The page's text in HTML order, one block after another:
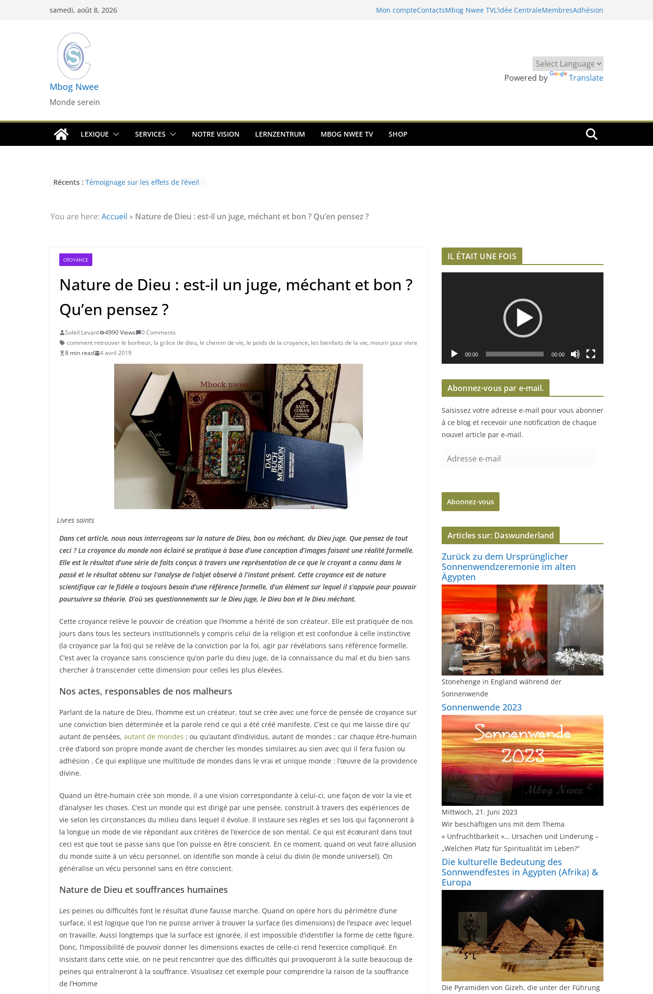
samedi, août 8, 2026 Mon compteContactsMbog Nwee TVL’idée CentraleMembresAdhésion
Mbog Nwee
Monde serein
Powered by Translate
LEXIQUE SERVICES NOTRE VISION LERNZENTRUM MBOG NWEE TV SHOP
Récents : Témoignage sur les effets de l’éveil
(2nde partie) : le paranormal
Eveil au civisme (Partie 2) : voie de
Témoignage sur les effets de l’éveil
You are here: Accueil » Nature de Dieu : est-il un juge, méchant et bon ? Qu’en pensez ?
CROYANCE
Nature de Dieu : est-il un juge, méchant et bon ?
Qu’en pensez ?
Soleil Levant 4990 Views
0 Comments
comment retrouver le bonheur, la grâce de dieu, le chemin de vie, le poids de la croyance, les bienfaits de la vie, mourir pour vivre
8 min read
4 avril 2019
Livres saints
Dans cet article, nous nous interrogeons sur la nature de Dieu, bon ou méchant, du Dieu juge. Que pensez de tout
ceci ? La croyance du monde non éclairé se pratique à base d’une conception d’images faisant une réalité formelle.
Elle est le résultat d’une série de faits conçus à travers une représentation de ce que le croyant a connu dans le
passé et le résultat obtenu sur l’analyse de l’objet observé à l’instant présent. Cette croyance est de nature
scientifique car le fidèle a toujours besoin d’une référence formelle, d’un élément sur lequel il s’appuie pour pouvoir
poursuivre sa théorie. D’où ses questionnements sur le Dieu juge, le Dieu bon et le Dieu méchant.
Cette croyance relève le pouvoir de création que l’Homme a hérité de son créateur. Elle est pratiquée de nos
jours dans tous les secteurs institutionnels y compris celui de la religion et est confondue à celle instinctive
(la croyance par la foi) qui se relève de la conviction par la foi, agir par révélations sans référence formelle.
C’est avec la croyance sans conscience qu’on parle du dieu juge, de la connaissance du mal et du bien sans
chercher à transcender cette dimension pour celles les plus élevées.
Nos actes, responsables de nos malheurs
Parlant de la nature de Dieu, l’homme est un créateur, tout se crée avec une force de pensée de croyance sur
une conviction bien déterminée et la parole rend ce qui a été créé manifeste. C’est ce qui me laisse dire qu’
autant de pensées, autant de mondes ; ou qu’autant d’individus, autant de mondes ; car chaque être-humain
crée d’abord son propre monde avant de chercher les mondes similaires au sien avec qui il fera fusion ou
adhésion . Ce qui explique une multitude de mondes dans le vrai et unique monde : l’œuvre de la providence
divine.
Quand un être-humain crée son monde, il a une vision correspondante à celui-ci, une façon de voir la vie et
d’analyser les choses. C’est un monde qui est dirigé par une pensée, construit à travers des expériences de
vie selon les circonstances du milieu dans lequel il évolue. Il instaure ses règles et ses lois qui façonneront à
la longue un mode de vie répondant aux critères de l’exercice de son mental. Ce qui est écœurant dans tout
ceci est que tout se passe sans que l’on puisse en être conscient. En ce moment, quand on veut faire allusion
du monde suite à un vécu personnel, on identifie son monde à celui du divin (le monde universel). On
généralise un vécu personnel sans en être conscient.
Nature de Dieu et souffrances humaines
Les peines ou difficultés font le résultat d’une fausse marche. Quand on opère hors du périmètre d’une
surface, il est logique que l’on ne puisse arriver à trouver la surface (les dimensions) de l’espace avec lequel
on travaille. Aussi longtemps que la surface est ignorée, il est impossible d’identifier la forme de cette figure.
Donc, l’impossibilité de pouvoir donner les dimensions exactes de celle-ci rend l’exercice compliqué. En
insistant dans cette voie, on ne peut rencontrer que des difficultés qui provoqueront à la suite beaucoup de
peines qui entraîneront à la souffrance. Visualisez cet exemple pour comprendre la raison de la souffrance
de l’Homme
IL ÉTAIT UNE FOIS
v
é
o
00:00 00:00
Abonnez-vous par e-mail.
Saisissez votre adresse e-mail pour vous abonner
à ce blog et recevoir une notification de chaque
nouvel article par e-mail.
e
e
m
a
i
l
Abonnez-vous
Articles sur: Daswunderland
Zurück zu dem Ursprünglicher
Sonnenwendzeremonie im alten
Ägypten
Stonehenge in England während der
Sonnenwende
Sonnenwende 2023
Mittwoch, 21. Juni 2023
Wir beschäftigen uns mit dem Thema
« Unfruchtbarkeit »… Ursachen und Linderung –
„Welchen Platz für Spiritualität im Leben?“
Die kulturelle Bedeutung des
Sonnwendfestes in Ägypten (Afrika) &
Europa
Die Pyramiden von Gizeh, die unter der Führung